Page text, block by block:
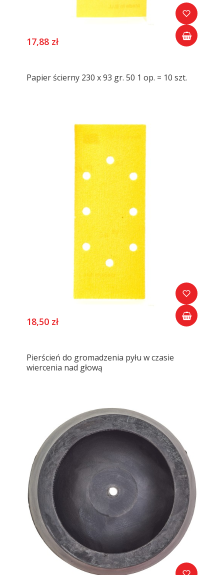
17,88 zł
Papier ścierny 230 x 93 gr. 50 1 op. = 10 szt.
18,50 zł
Pierścień do gromadzenia pyłu w czasie
wiercenia nad głową